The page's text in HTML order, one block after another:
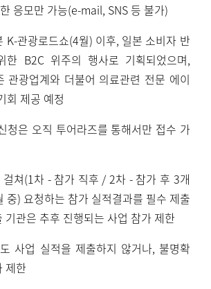
응모만 가능(e-mail, SNS 등 불가)
K-관광로드쇼(4월) 이후, 일본 소비자 반
한 B2C 위주의 행사로 기획되었으며,
관광업계와 더불어 의료관련 전문 에이
회 제공 예정
청은 오직 투어라즈를 통해서만 접수 가
쳐(1차 - 참가 직후 / 2차 - 참가 후 3개
중) 요청하는 참가 실적결과를 필수 제출
기관은 추후 진행되는 사업 참가 제한
사업 실적을 제출하지 않거나, 불명확
제한